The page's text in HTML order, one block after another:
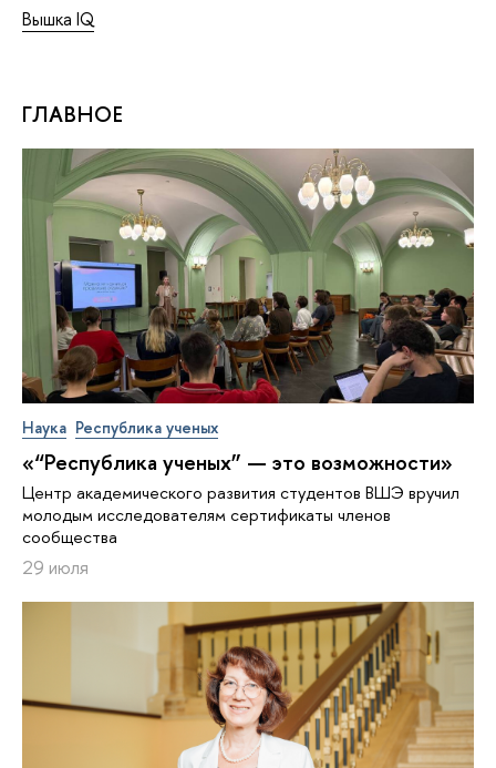
Вышка IQ
ГЛАВНОЕ
Наука Республика ученых
«“Республика ученых” — это возможности»
Центр академического развития студентов ВШЭ вручил
молодым исследователям сертификаты членов
сообщества
29 июля